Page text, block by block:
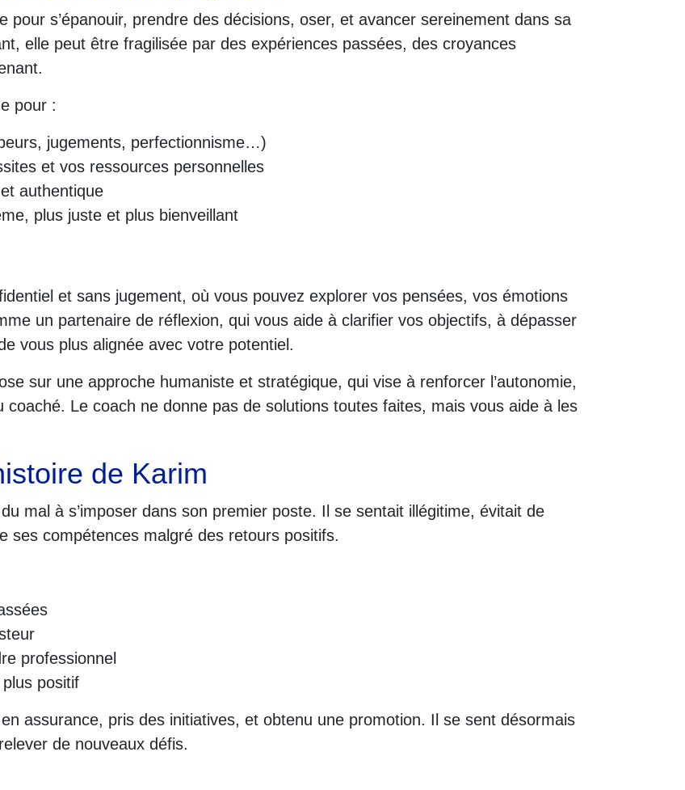
pour s’épanouir, prendre des décisions, oser, et avancer sereinement dans sa
elle peut être fragilisée par des expériences passées, des croyances
pour :
jugements, perfectionnisme…)
et vos ressources personnelles
authentique
plus juste et plus bienveillant
et sans jugement, où vous pouvez explorer vos pensées, vos émotions
un partenaire de réflexion, qui vous aide à clarifier vos objectifs, à dépasser
vous plus alignée avec votre potentiel.
sur une approche humaniste et stratégique, qui vise à renforcer l’autonomie,
coaché. Le coach ne donne pas de solutions toutes faites, mais vous aide à les
de Karim
mal à s’imposer dans son premier poste. Il se sentait illégitime, évitait de
ses compétences malgré des retours positifs.
professionnel
positif
assurance, pris des initiatives, et obtenu une promotion. Il se sent désormais
de nouveaux défis.